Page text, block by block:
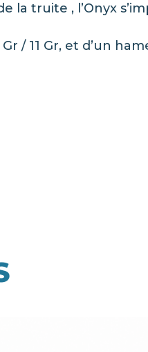
truite , l’Onyx
/ 11 Gr, et d’un